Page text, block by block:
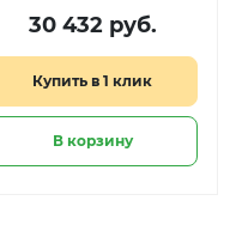
сердце» из Raffaello
и Ferrero
30 432 руб.
Купить в 1 клик
В корзину